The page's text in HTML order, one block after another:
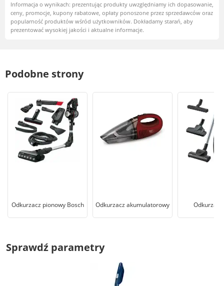
Informacja o wynikach: prezentując produkty uwzględniamy ich dopasowanie,
ceny, promocje, kupony rabatowe, opłaty ponoszone przez sprzedawców oraz
popularność produktów wśród użytkowników. Dokładamy starań, aby
prezentować wysokiej jakości i aktualne informacje.
Podobne strony
Odkurzacz pionowy Bosch Odkurzacz akumulatorowy
Sprawdź parametry